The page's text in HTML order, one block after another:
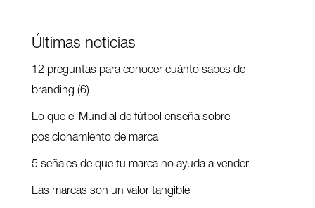
Últimas noticias
12 preguntas para conocer cuánto sabes de
branding (6)
Lo que el Mundial de fútbol enseña sobre
posicionamiento de marca
5 señales de que tu marca no ayuda a vender
Las marcas son un valor tangible